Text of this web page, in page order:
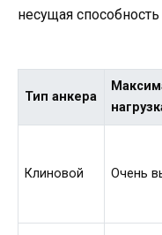
несущая
Тип анкера
Клиновой Очень